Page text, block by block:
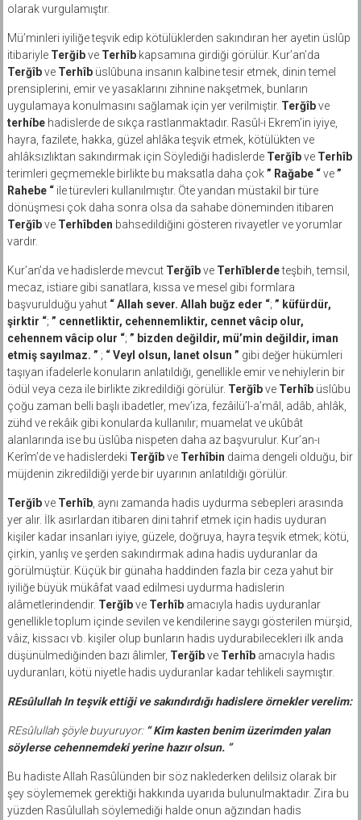
olarak vurgulamıştır.
Mü’minleri iyiliğe teşvik edip kötülüklerden sakındıran her ayetin üslûp
itibariyle Terğibve Terhîbkapsamına girdiği görülür. Kur’an’da
Terğîbve Terhîbüslûbuna insanın kalbine tesir etmek, dinin temel
prensiplerini, emir ve yasaklarını zihnine nakşetmek, bunların
uygulamaya konulmasını sağlamak için yer verilmiştir. Terğîbve
terhíbehadislerde de sıkça rastlanmaktadır. Rasûl-i Ekrem’in iyiye,
hayra, fazilete, hakka, güzel ahlâka teşvik etmek, kötülükten ve
ahlâksızlıktan sakındırmak için Söylediği hadislerde TerğîbveTerhîb
terimleri geçmemekle birlikte bu maksatla daha çok” Rağabe “ve”
Rahebe “ile türevleri kullanılmıştır. Öte yandan müstakil bir türe
dönüşmesi çok daha sonra olsa da sahabe döneminden itibaren
Terğîbve Terhîbden bahsedildiğini gösteren rivayetler ve yorumlar
vardır.
Kur’an’da ve hadislerde mevcut Terğîbve Terhīblerdeteşbih, temsil,
mecaz, istiare gibi sanatlara, kıssa ve mesel gibi formlara
başvurulduğu yahut “ Allah sever. Allah buğz eder “; ” küfürdür,
şirktir “; ” cennetliktir, cehennemliktir, cennet vâcip olur,
cehennem vâcip olur “; ” bizden değildir, mü’min değildir, iman
etmiş sayılmaz. ” ; “ Veyl olsun, lanet olsun ” gibi değer hükümleri
taşıyan ifadelerle konuların anlatıldığı, genellikle emir ve nehiylerin bir
ödül veya ceza ile birlikte zikredildiği görülür. Terğîbve Terhîbüslûbu
çoğu zaman belli başlı ibadetler, mev’iza, fezâilü’l-aʼmâl, adâb, ahlâk,
zühd ve rekâik gibi konularda kullanılır; muamelat ve ukûbât
alanlarında ise bu üslûba nispeten daha az başvurulur. Kur’an-ı
Kerîm’de ve hadislerdeki Terğîbve Terhîbin daima dengeli olduğu, bir
müjdenin zikredildiği yerde bir uyarının anlatıldığı görülür.
Terğîbve Terhîb, aynı zamanda hadis uydurma sebepleri arasında
yer alır. İlk asırlardan itibaren dini tahrif etmek için hadis uyduran
kişiler kadar insanları iyiye, güzele, doğruya, hayra teşvik etmek; kötü,
çirkin, yanlış ve şerden sakındırmak adına hadis uyduranlar da
görülmüştür. Küçük bir günaha haddinden fazla bir ceza yahut bir
iyiliğe büyük mükâfat vaad edilmesi uydurma hadislerin
alâmetlerindendir. Terğîbve Terhîbamacıyla hadis uyduranlar
genellikle toplum içinde sevilen ve kendilerine saygı gösterilen mürşid,
vâiz, kissacı vb. kişiler olup bunların hadis uydurabilecekleri ilk anda
düşünülmediğinden bazı âlimler, Terğîbve Terhîbamacıyla hadis
uyduranları, kötü niyetle hadis uyduranlar kadar tehlikeli saymıştır.
REsûlullah In teşvik ettiği ve sakındırdığı hadislere örnekler verelim:
REsûlullah şöyle buyuruyor: “ Kim kasten benim üzerimden yalan
söylerse cehennemdeki yerine hazır olsun. ”
Bu hadiste Allah Rasûlünden bir söz naklederken delilsiz olarak bir
şey söylememek gerektiği hakkında uyarıda bulunulmaktadır. Zira bu
yüzden Rasûlullah söylemediği halde onun ağzından hadis